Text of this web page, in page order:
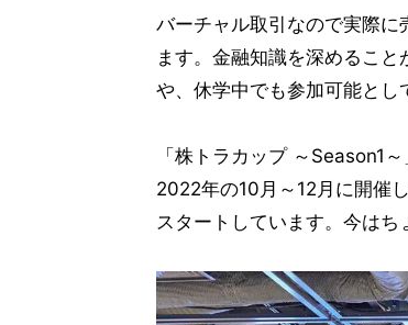
バーチャル取引なので実際に
ます。金融知識を深めるこ
や、休学中でも参加可能とし
「株トラカップ ～Season1
2022年の10月～12月に開催
スタートしています。今はち